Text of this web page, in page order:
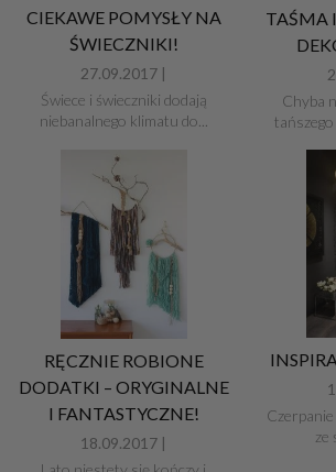
CIEKAWE POMYSŁY NA
ŚWIECZNIKI!
27.09.2017 |
Świece i świeczniki dodają
niebanalnego klimatu do...
TAŚMA
Chyba
tańszego
RĘCZNIE ROBIONE
DODATKI – ORYGINALNE
I FANTASTYCZNE!
18.09.2017 |
ze